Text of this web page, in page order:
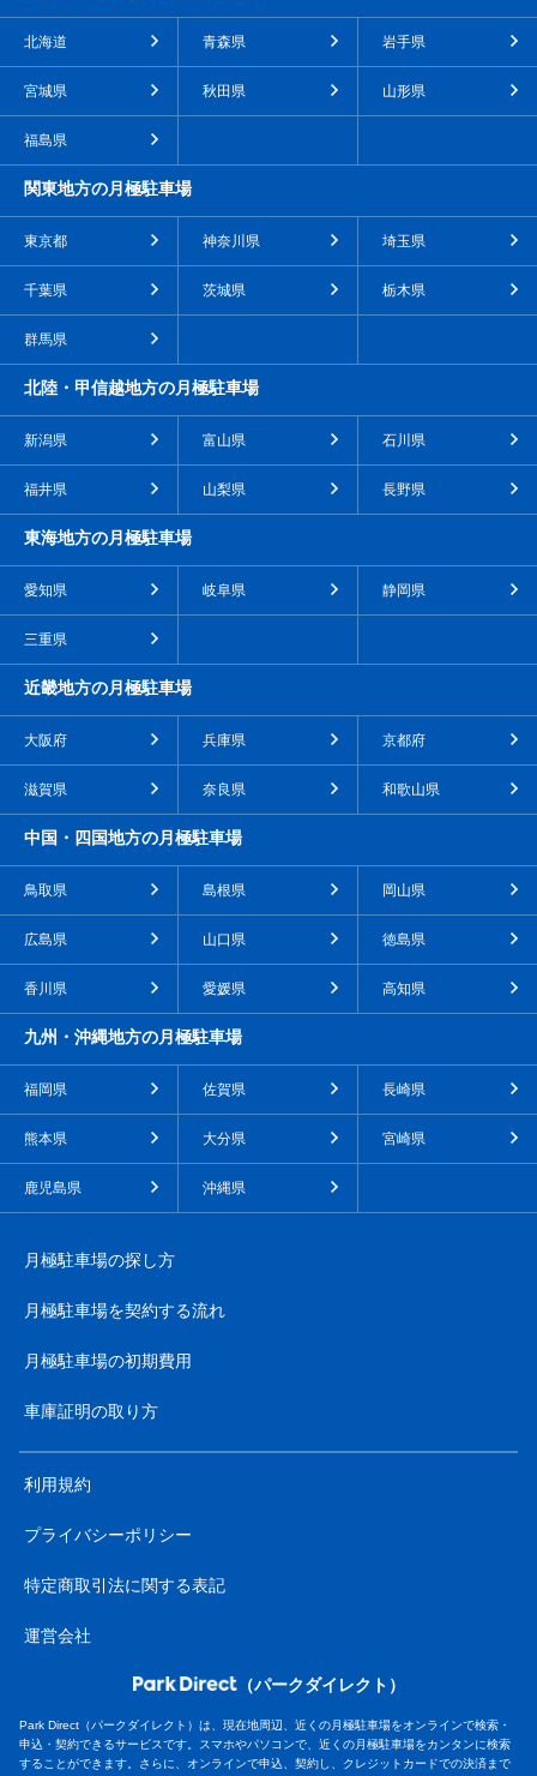
北海道 青森県 岩手県
宮城県 秋田県 山形県
福島県
関東地方の月極駐車場
東京都 神奈川県 埼玉県
千葉県 茨城県 栃木県
群馬県
北陸・甲信越地方の月極駐車場
新潟県 富山県 石川県
福井県 山梨県 長野県
東海地方の月極駐車場
愛知県 岐阜県 静岡県
三重県
近畿地方の月極駐車場
大阪府 兵庫県 京都府
滋賀県 奈良県 和歌山県
中国・四国地方の月極駐車場
鳥取県 島根県 岡山県
広島県 山口県 徳島県
香川県 愛媛県 高知県
九州・沖縄地方の月極駐車場
福岡県 佐賀県 長崎県
熊本県 大分県 宮崎県
鹿児島県 沖縄県
月極駐車場の探し方
月極駐車場を契約する流れ
月極駐車場の初期費用
車庫証明の取り方
利用規約
プライバシーポリシー
特定商取引法に関する表記
運営会社
（パークダイレクト）
Park Direct（パークダイレクト）は、現在地周辺、近くの月極駐車場をオンラインで検索・
申込・契約できるサービスです。スマホやパソコンで、近くの月極駐車場をカンタンに検索
することができます。さらに、オンラインで申込、契約し、クレジットカードでの決済まで